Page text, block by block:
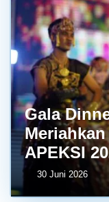
Gala
Meriahkan
APEKSI
30 Juni 2026